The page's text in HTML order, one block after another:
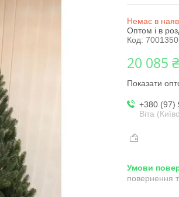
Немає в
Оптом і в
Код: 7001350
20 085 ₴
Показати
+380 (97)
Віта
повернення